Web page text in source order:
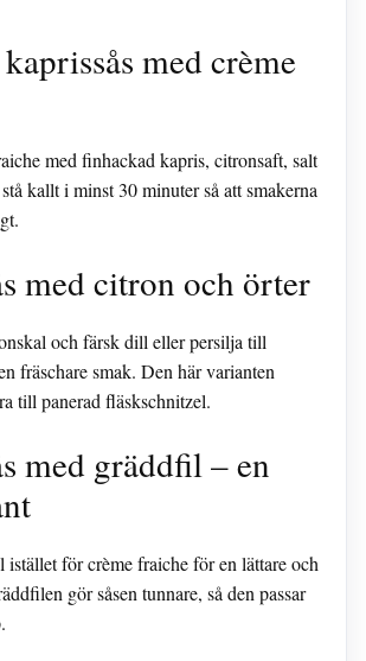
med crème
med finhackad kapris, citronsaft, salt
kallt i minst 30 minuter så att smakerna
med citron och örter
och färsk dill eller persilja till
fräschare smak. Den här varianten
till panerad fläskschnitzel.
med gräddfil – en
för crème fraiche för en lättare och
gör såsen tunnare, så den passar